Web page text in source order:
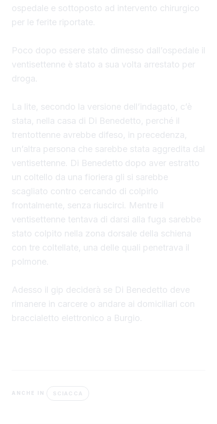
ospedale e sottoposto ad intervento chirurgico
per le ferite riportate.
Poco dopo essere stato dimesso dall’ospedale il
ventisettenne è stato a sua volta arrestato per
droga.
La lite, secondo la versione dell’indagato, c’è
stata, nella casa di Di Benedetto, perché il
trentottenne avrebbe difeso, in precedenza,
un’altra persona che sarebbe stata aggredita dal
ventisettenne. Di Benedetto dopo aver estratto
un coltello da una fioriera gli si sarebbe
scagliato contro cercando di colpirlo
frontalmente, senza riuscirci. Mentre il
ventisettenne tentava di darsi alla fuga sarebbe
stato colpito nella zona dorsale della schiena
con tre coltellate, una delle quali penetrava il
polmone.
Adesso il gip deciderà se Di Benedetto deve
rimanere in carcere o andare ai domiciliari con
braccialetto elettronico a Burgio.
ANCHE IN SCIACCA